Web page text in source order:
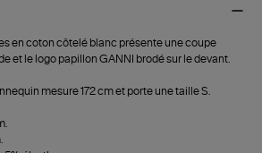
en coton côtelé blanc présente une coupe
et le logo papillon GANNI brodé sur le devant.
mesure 172 cm et porte une taille S.